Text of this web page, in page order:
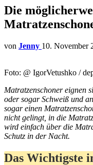
Die
von Jenny 10. November
Foto: @ IgorVetushko /
Matratzenschoner eignen
oder sogar Schweiß und
sogar einen
nicht gelingt, in die
wird einfach über die
Schutz in der Nacht.
Das Wichtigste